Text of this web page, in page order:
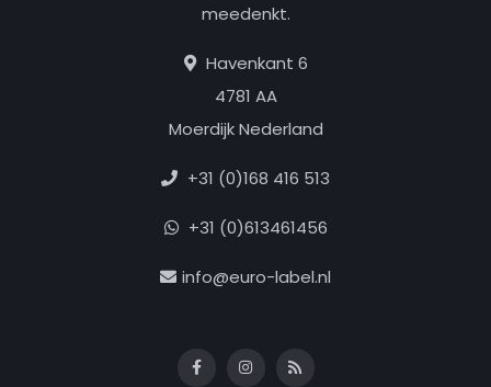
meedenkt.
Havenkant 6
4781 AA
Moerdijk Nederland
+31 (0)168 416 513
+31 (0)613461456
info@euro-label.nl